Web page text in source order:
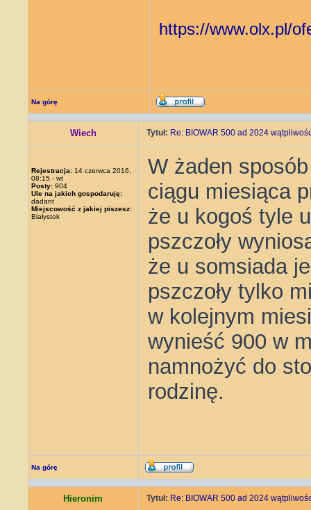
https://www.olx.pl/
Na górę
Wiech Tytuł: Re: BIOWAR 500 ad 2024
Rejestracja: 14 czerwca 2016,
08:15 - wt
Posty: 904
Ule na jakich gospodaruję:
dadant
Miejscowość z jakiej piszesz:
Białystok
W żaden
ciągu miesiąca
że u kogoś tyle
pszczoły
że u somsiada
pszczoły tylko
w kolejnym
wynieść 900 w
namnożyć do
rodzinę.
Na górę
Hieronim Tytuł: Re: BIOWAR 500 ad 2024